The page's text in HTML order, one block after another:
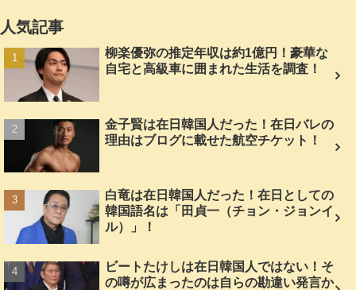
人気記事
柳楽優弥の推定年収は約1億円！豪華な
自宅と高級車に囲まれた生活を調査！
金子賢は在日韓国人だった！在日バレの
理由はブログに載せた航空チケット！
白竜は在日韓国人だった！在日としての
韓国語名は「田貞一（チョン・ジョンイ
ル）」！
ビートたけしは在日韓国人ではない！そ
の噂が広まったのは自らの勘違い発言か